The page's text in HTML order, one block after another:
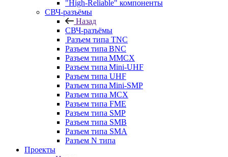
"High-Reliable" компоненты
СВЧ-разъёмы
Назад
СВЧ-разъёмы
Разъем типа TNC
Разъем типа BNC
Разъем типа MMCX
Разъем типа Mini-UHF
Разъем типа UHF
Разъем типа Mini-SMP
Разъем типа MCX
Разъем типа FME
Разъем типа SMP
Разъем типа SMB
Разъем типа SMA
Разъем N типа
Проекты